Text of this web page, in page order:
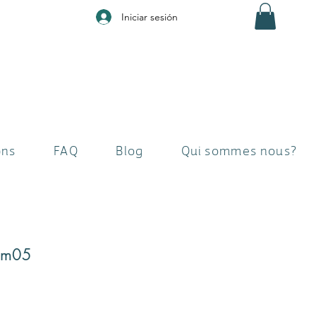
Iniciar sesión
FAQ Blog Qui sommes nous?